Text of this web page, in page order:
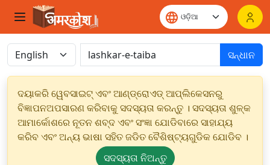
ସନ୍ଧାନ
ଦୟାକରି ୱେବସାଇଟ୍ ଏବଂ ଆଣ୍ଡ୍ରୋଏଡ୍ ଆପ୍ଲିକେସନରୁ
ବିଜ୍ଞାପନଅପସାରଣ କରିବାକୁ ସଦସ୍ୟତା କରନ୍ତୁ । ସଦସ୍ୟତା ଶୁଳ୍କ
ଆମାର୍କୋଶରେ ନୂତନ ଶବ୍ଦ ଏବଂ ସଂଜ୍ଞା ଯୋଡିବାରେ ସାହାଯ୍ୟ
କରିବ ଏବଂ ଅନ୍ୟ ଭାଷା ସହିତ ଜଡିତ ବୈଶିଷ୍ଟ୍ୟଗୁଡିକ ଯୋଡିବ ।
ସଦସ୍ୟତା ନିଅନ୍ତୁ